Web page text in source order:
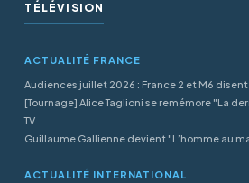
TÉLÉVISION
ACTUALITÉ FRANCE
Audiences juillet 2026 : France 2 et M6
[Tournage] Alice Taglioni se remémore "La
TV
Guillaume Gallienne devient "L’homme au
ACTUALITÉ INTERNATIONAL